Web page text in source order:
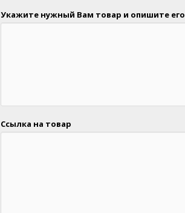
Укажите нужный Вам товар и опишите его
Ссылка на товар